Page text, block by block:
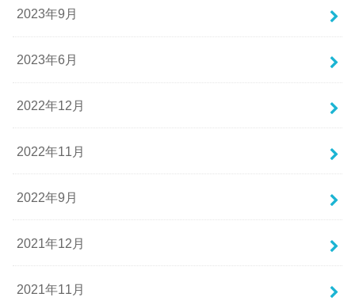
2023年9月
2023年6月
2022年12月
2022年11月
2022年9月
2021年12月
2021年11月